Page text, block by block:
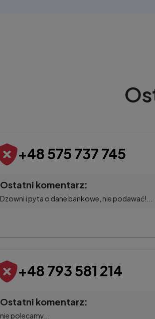
+48 575 737 745
Ostatni komentarz:
Dzowni i pyta o dane bankowe, nie podawać!...
+48 793 581 214
Ostatni komentarz:
nie polecamy...